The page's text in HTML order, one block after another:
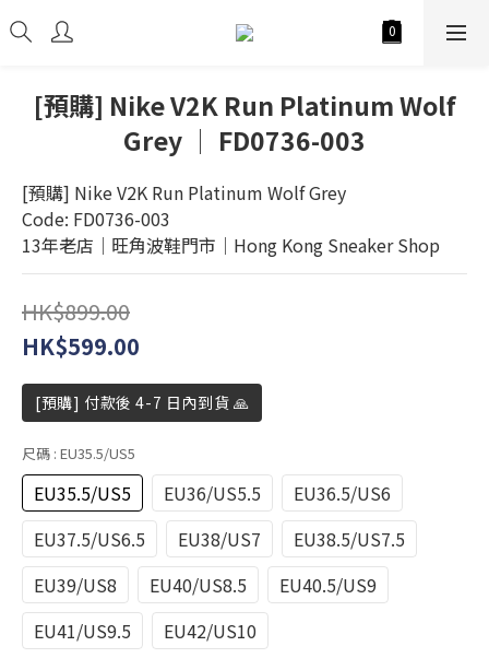
[預購] Nike V2K Run Platinum Wolf
Grey │ FD0736-003
[預購] Nike V2K Run Platinum Wolf Grey
Code: FD0736-003
13年老店│旺角波鞋門市│Hong Kong Sneaker Shop
HK$899.00
HK$599.00
[預購] 付款後 4-7 日內到貨 🙏
尺碼 : EU35.5/US5
EU35.5/US5 EU36/US5.5
EU36.5/US6
EU37.5/US6.5
EU38/US7
EU38.5/US7.5
EU39/US8
EU40/US8.5
EU40.5/US9
EU41/US9.5
EU42/US10